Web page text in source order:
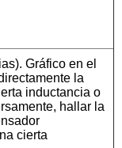
Gráfico en el
la
inductancia o
hallar la
cierta